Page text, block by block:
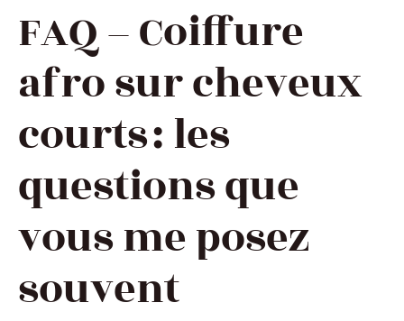
FAQ – Coiffure
afro sur cheveux
courts : les
questions que
vous me posez
souvent